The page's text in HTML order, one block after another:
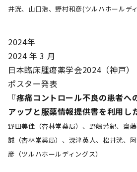
井洸、山口浩、野村和彦(ツルハホールデ
2024年
2024 年 3 月
日本臨床腫瘍薬学会2024（神戸）
ポスター発表
『疼痛コントロール不良の患者へ
アップと服薬情報提供書を利用し
野田美佳（杏林堂薬局）、野嶋芳紀、齋
誠（杏林堂薬局）、深津英人、松井洸、
彦（ツルハホールディングス）